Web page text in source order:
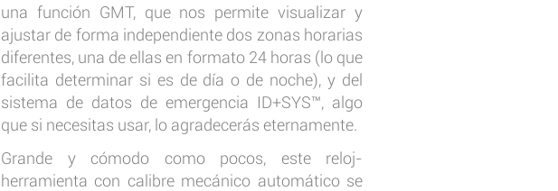
una función GMT, que nos permite visualizar y
ajustar de forma independiente dos zonas horarias
diferentes, una de ellas en formato 24 horas (lo que
facilita determinar si es de día o de noche), y del
sistema de datos de emergencia ID+SYS™, algo
que si necesitas usar, lo agradecerás eternamente.
Grande y cómodo como pocos, este reloj-
herramienta con calibre mecánico automático se